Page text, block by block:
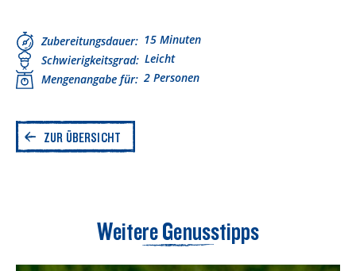
Zubereitungsdauer
15 Minuten
Schwierigkeitsgrad Leicht
Mengenangabe für 2 Personen
ZUR ÜBERSICHT
Weitere Genusstipps